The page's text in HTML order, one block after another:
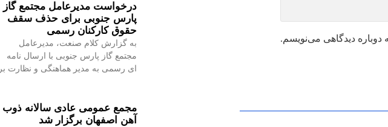
دوباره دیدگاهی می‌نویسم.
درخواست مدیرعامل مجتمع گاز
پارس جنوبی برای حذف سقف
حقوق کارکنان رسمی
به گزارش کلام صنعت، مدیرعامل
مجتمع گاز پارس جنوبی با ارسال نامه
ای رسمی به مدیر هماهنگی و نظارت بر
مجمع عمومی عادی سالانه ذوب
آهن اصفهان برگزار شد